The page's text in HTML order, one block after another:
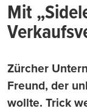
Mit
Zürcher
Freund, der
wollte. Trick